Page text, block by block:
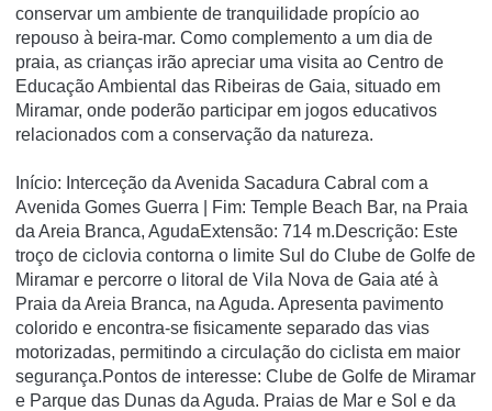
conservar um ambiente de tranquilidade propício ao
repouso à beira-mar. Como complemento a um dia de
praia, as crianças irão apreciar uma visita ao Centro de
Educação Ambiental das Ribeiras de Gaia, situado em
Miramar, onde poderão participar em jogos educativos
relacionados com a conservação da natureza.
Início: Interceção da Avenida Sacadura Cabral com a
Avenida Gomes Guerra | Fim: Temple Beach Bar, na Praia
da Areia Branca, AgudaExtensão: 714 m.Descrição: Este
troço de ciclovia contorna o limite Sul do Clube de Golfe de
Miramar e percorre o litoral de Vila Nova de Gaia até à
Praia da Areia Branca, na Aguda. Apresenta pavimento
colorido e encontra-se fisicamente separado das vias
motorizadas, permitindo a circulação do ciclista em maior
segurança.Pontos de interesse: Clube de Golfe de Miramar
e Parque das Dunas da Aguda. Praias de Mar e Sol e da